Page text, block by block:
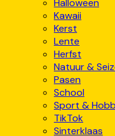
Halloween
Kawaii
Kerst
Lente
Herfst
Natuur &
Pasen
School
Sport &
TikTok
Sinterklaas